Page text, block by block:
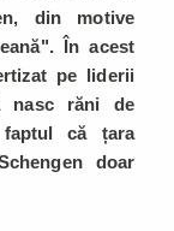
din motive
În acest
pe liderii
nasc răni de
faptul că țara
doar